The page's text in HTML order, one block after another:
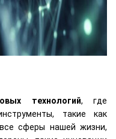
технологий, где
такие как
сферы нашей жизни,